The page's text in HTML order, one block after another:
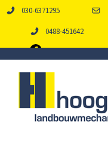
030-6371295
0488-451642